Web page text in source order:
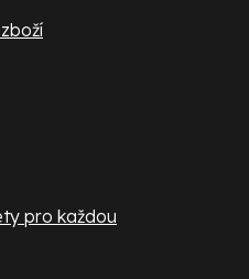
pro každou